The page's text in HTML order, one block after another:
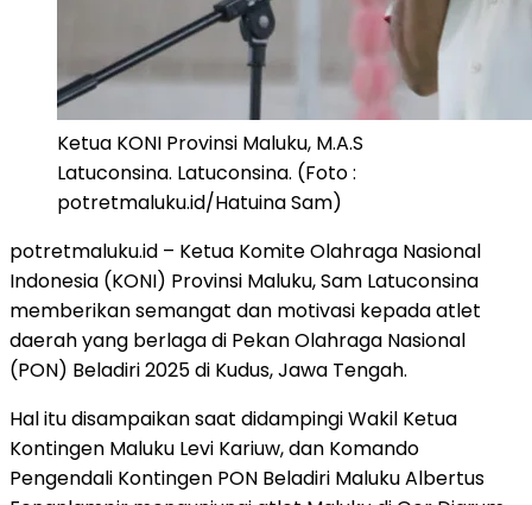
Ketua KONI Provinsi Maluku, M.A.S
Latuconsina. Latuconsina. (Foto :
potretmaluku.id/Hatuina Sam)
potretmaluku.id – Ketua Komite Olahraga Nasional
Indonesia (KONI) Provinsi Maluku, Sam Latuconsina
memberikan semangat dan motivasi kepada atlet
daerah yang berlaga di Pekan Olahraga Nasional
(PON) Beladiri 2025 di Kudus, Jawa Tengah.
Hal itu disampaikan saat didampingi Wakil Ketua
Kontingen Maluku Levi Kariuw, dan Komando
Pengendali Kontingen PON Beladiri Maluku Albertus